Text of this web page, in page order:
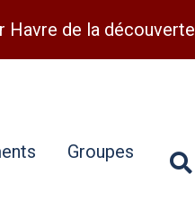
Havre de la découverte
Groupes